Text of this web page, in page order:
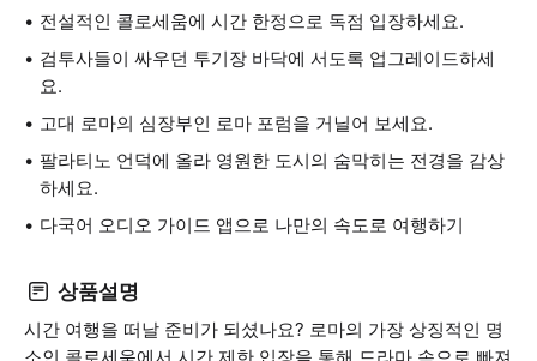
전설적인 콜로세움에 시간 한정으로 독점 입장하세요.
검투사들이 싸우던 투기장 바닥에 서도록 업그레이드하세
요.
고대 로마의 심장부인 로마 포럼을 거닐어 보세요.
팔라티노 언덕에 올라 영원한 도시의 숨막히는 전경을 감상
하세요.
다국어 오디오 가이드 앱으로 나만의 속도로 여행하기
상품설명
시간 여행을 떠날 준비가 되셨나요? 로마의 가장 상징적인 명